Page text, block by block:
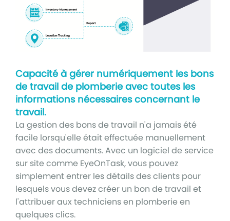
Capacité à gérer numériquement les bons
de travail de plomberie avec toutes les
informations nécessaires concernant le
travail.
La gestion des bons de travail n'a jamais été
facile lorsqu'elle était effectuée manuellement
avec des documents. Avec un logiciel de service
sur site comme EyeOnTask, vous pouvez
simplement entrer les détails des clients pour
lesquels vous devez créer un bon de travail et
l'attribuer aux techniciens en plomberie en
quelques clics.